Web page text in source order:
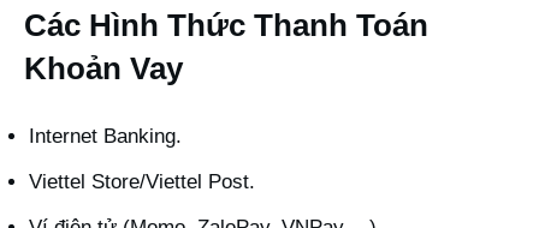
Các Hình Thức Thanh Toán
Khoản Vay
Internet Banking.
Viettel Store/Viettel Post.